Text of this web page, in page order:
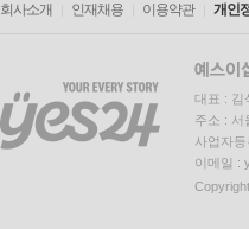
회사소개 인재채용 이용약관 개인
대표 : 김
주소 : 서
사업자
이메일 :